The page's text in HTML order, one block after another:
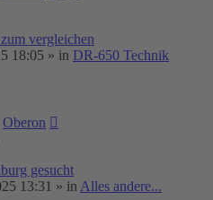
vergleichen
18:05 » in DR-650 Technik
Oberon
gesucht
13:31 » in Alles andere...